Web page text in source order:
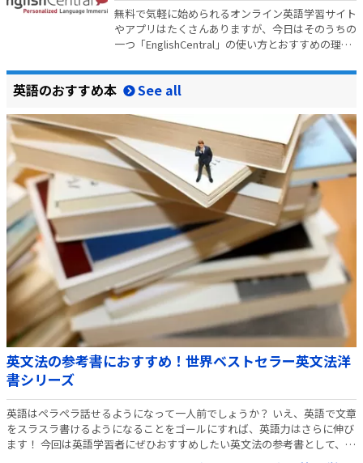
無料で気軽に始められるオンライン英語学習サイト
やアプリはたくさんありますが、今日はそのうちの
一つ「EnglishCentral」の使い方とおすすめの理由
EnglishCentral はハーバード大学出身のアラン・シ
ュワルツ氏が…
英語のおすすめ本
英文法の参考書におすすめ！世界ベストセラー英文法洋
書シリーズ
英語はペラペラ話せるようになって一人前でしょうか？ いえ、英語で文章
をスラスラ書けるようになることをゴールにすれば、英語力はさらに伸び
ます！ 今回は英語学習者にぜひおすすめしたい英文法の参考書として、全
世界でベストセラーになっている「洋書」の英文法シリーズをご紹介しま